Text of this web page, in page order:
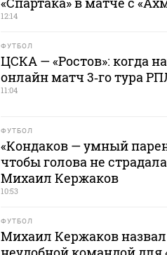
12:14
ФУТБОЛ
ЦСКА — «Ростов»: когда
онлайн матч 3‑го тура
11:04
ФУТБОЛ
«Кондаков — умный
чтобы голова не
Михаил Кержаков
10:53
ФУТБОЛ
Михаил Кержаков